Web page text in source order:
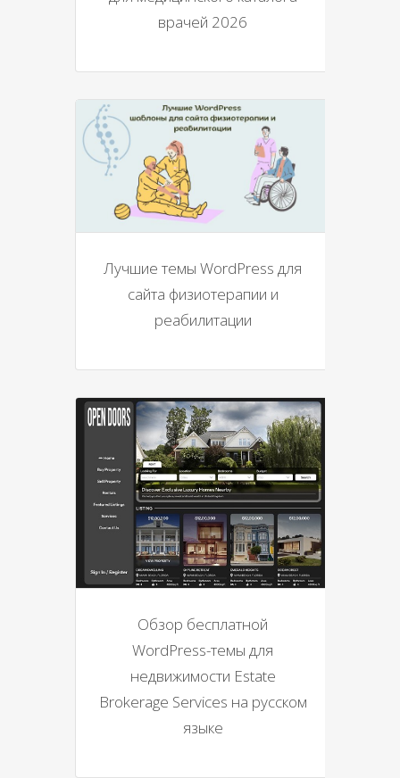
врачей 2026
Лучшие темы WordPress для
сайта физиотерапии и
реабилитации
Обзор бесплатной
WordPress-темы для
недвижимости Estate
Brokerage Services на русском
языке